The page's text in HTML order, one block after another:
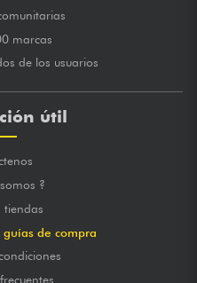
marcas
de los usuarios
útil
?
tiendas
de compra